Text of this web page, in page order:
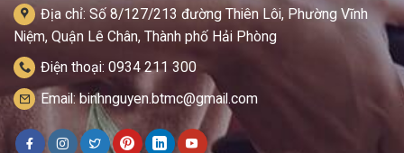
Địa chỉ: Số 8/127/213 đường Thiên Lôi, Phường Vĩnh
Niệm, Quận Lê Chân, Thành phố Hải Phòng
Điện thoại: 0934 211 300
Email: binhnguyen.btmc@gmail.com